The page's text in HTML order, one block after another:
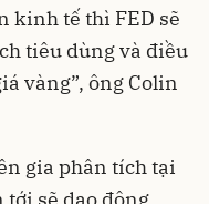
kinh tế thì FED sẽ
tiêu dùng và điều
vàng”, ông Colin
gia phân tích tại
tới sẽ dao động